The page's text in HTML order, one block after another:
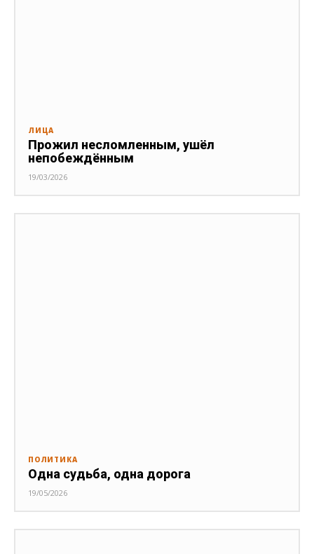
ЛИЦА
Прожил несломленным, ушёл
непобеждённым
19/03/2026
ПОЛИТИКА
Одна судьба, одна дорога
19/05/2026